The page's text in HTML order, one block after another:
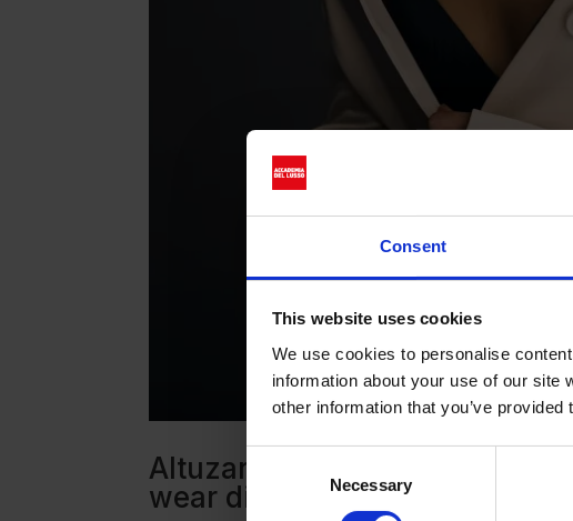
Consent
This website uses cookies
We use cookies to personalise
information about your use of our site
other information that you’ve
Consent
Selection
Necessary
Altuzarra e Victoria’s Secret:
wear di lusso